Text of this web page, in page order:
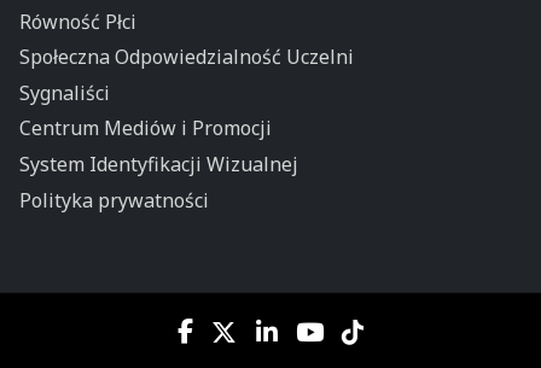
Równość Płci
Społeczna Odpowiedzialność Uczelni
Sygnaliści
Centrum Mediów i Promocji
System Identyfikacji Wizualnej
Polityka prywatności